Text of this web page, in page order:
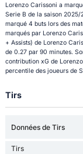
Lorenzo Carissoni a
Serie B de la saison 2025/
marqué 4 buts lors des
marqués par Lorenzo
+ Assists) de Lorenzo
de 0.27 par 90 minutes.
contribution xG de
percentile des joueurs de
Tirs
Données de Tirs
Tirs